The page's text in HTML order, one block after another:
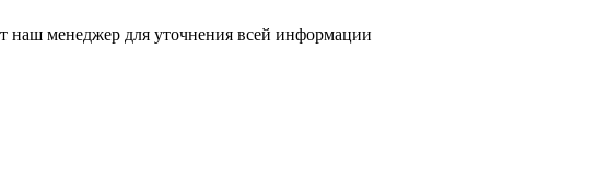
наш менеджер для уточнения всей информации